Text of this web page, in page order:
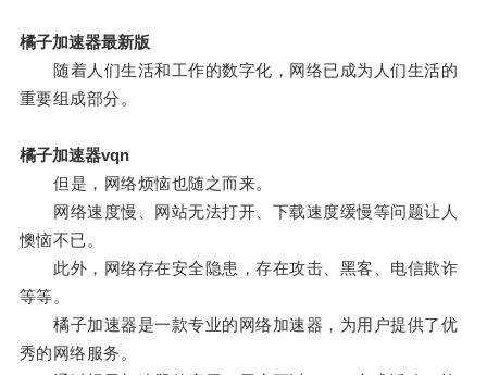
橘子加速器最新版
随着人们生活和工作的数字化，网络已成为人们生活的
重要组成部分。
橘子加速器vqn
但是，网络烦恼也随之而来。
网络速度慢、网站无法打开、下载速度缓慢等问题让人
懊恼不已。
此外，网络存在安全隐患，存在攻击、黑客、电信欺诈
等等。
橘子加速器是一款专业的网络加速器，为用户提供了优
秀的网络服务。